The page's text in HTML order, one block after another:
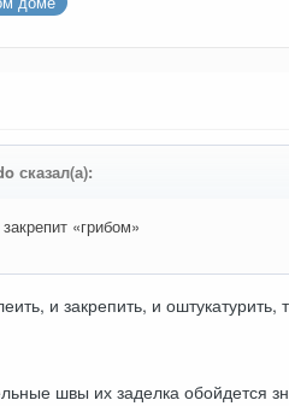
сказал(а):
«грибом»
и закрепить, и оштукатурить,
швы их заделка обойдется